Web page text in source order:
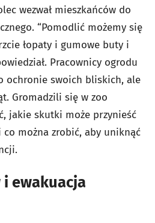
wezwał mieszkańców do
“Pomodlić możemy się
łopaty i gumowe buty i
Pracownicy ogrodu
ochronie swoich bliskich, ale
Gromadzili się w zoo
jakie skutki może przynieść
można zrobić, aby uniknąć
i ewakuacja